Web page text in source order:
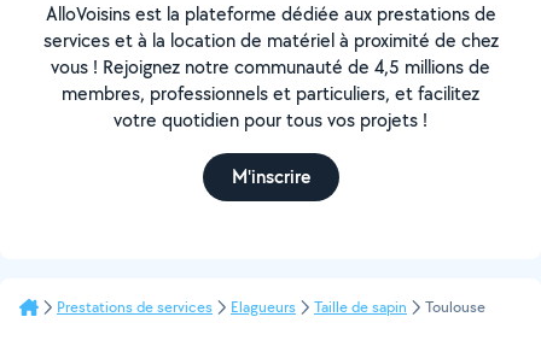
AlloVoisins est la plateforme dédiée aux prestations de
services et à la location de matériel à proximité de chez
vous ! Rejoignez notre communauté de 4,5 millions de
membres, professionnels et particuliers, et facilitez
votre quotidien pour tous vos projets !
M'inscrire
Prestations de services Elagueurs Taille de sapin Toulouse